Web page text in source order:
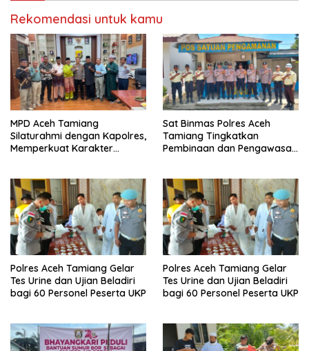
Rekomendasi untuk kamu
MPD Aceh Tamiang
Silaturahmi dengan Kapolres,
Memperkuat Karakter
Sat Binmas Polres Aceh
Tamiang Tingkatkan
Pembinaan dan Pengawasan
Polres Aceh Tamiang Gelar
Tes Urine dan Ujian Beladiri
bagi 60 Personel Peserta UKP
Polres Aceh Tamiang Gelar
Tes Urine dan Ujian Beladiri
bagi 60 Personel Peserta UKP